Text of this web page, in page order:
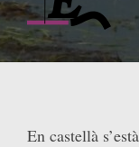
En castellà